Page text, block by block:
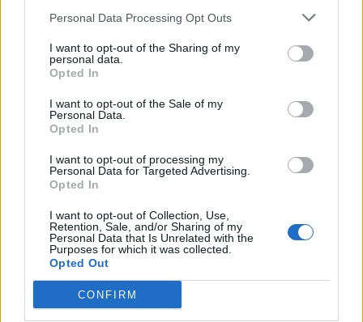
Personal Data Processing Opt Outs
I want to opt-out of the Sharing of my
personal data.
Opted In
I want to opt-out of the Sale of my
Personal Data.
Opted In
I want to opt-out of processing my
Personal Data for Targeted Advertising.
Opted In
I want to opt-out of Collection, Use,
Retention, Sale, and/or Sharing of my
Personal Data that Is Unrelated with the
Purposes for which it was collected.
Opted Out
CONFIRM
9 Αυγούστου 2026, 08:05
Τροχαίο στην Αγιά: Μοτοσικλέτα συγκρούστηκε με
νταλίκα – Στο νοσοκομείο ο οδηγός